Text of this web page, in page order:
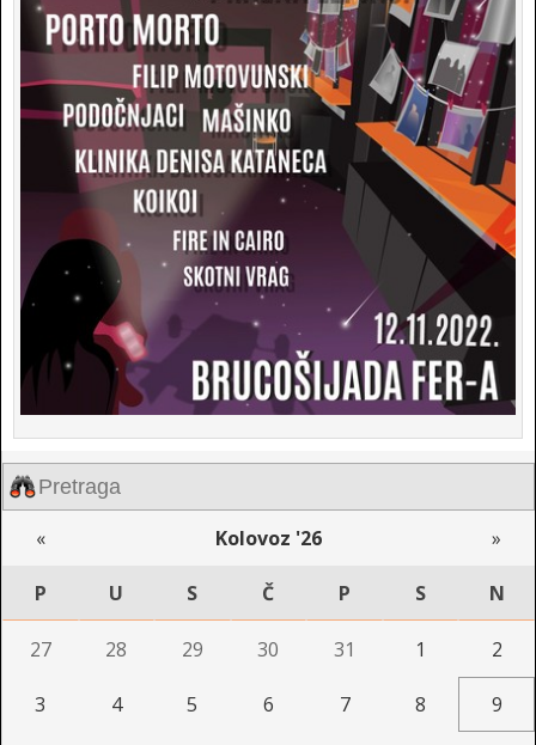
« Kolovoz '26 »
P U S Č P S N
27 28 29 30 31 1 2
3 4 5 6 7 8 9